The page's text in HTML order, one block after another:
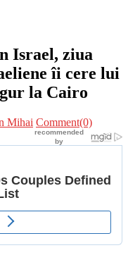
Israel, ziua
îi cere lui
la Cairo
Mihai Comment(0)